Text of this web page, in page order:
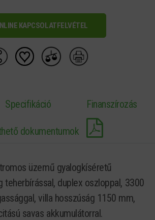
KAPCSOLATFELVÉTEL
Specifikáció Finanszírozás
dokumentumok
üzemű gyalogkíséretű
teherbírással, duplex oszloppal, 3300
villa hosszúság 1150 mm,
savas akkumulátorral.